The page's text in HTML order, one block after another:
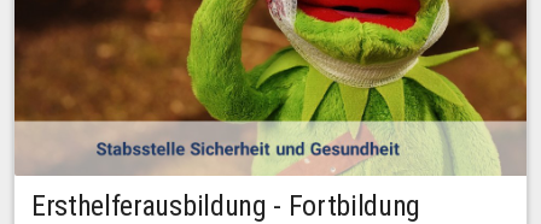
Ersthelferausbildung - Fortbildung